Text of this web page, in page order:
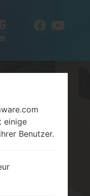
einige
Benutzer.